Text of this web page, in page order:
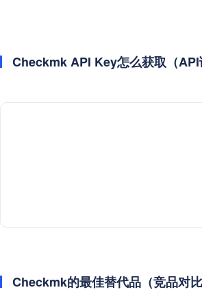
Checkmk API Key怎么获取（API
Checkmk的最佳替代品（竞品对比